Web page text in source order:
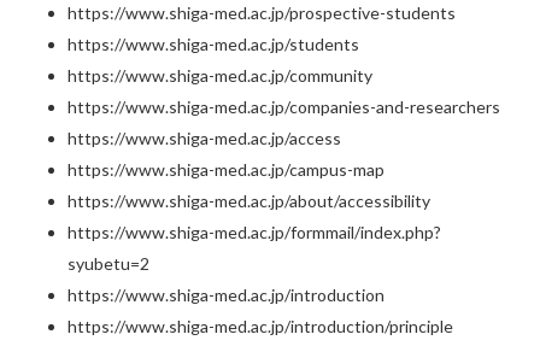
https://www.shiga-med.ac.jp/prospective-students
https://www.shiga-med.ac.jp/students
https://www.shiga-med.ac.jp/community
https://www.shiga-med.ac.jp/companies-and-researchers
https://www.shiga-med.ac.jp/access
https://www.shiga-med.ac.jp/campus-map
https://www.shiga-med.ac.jp/about/accessibility
https://www.shiga-med.ac.jp/formmail/index.php?
syubetu=2
https://www.shiga-med.ac.jp/introduction
https://www.shiga-med.ac.jp/introduction/principle